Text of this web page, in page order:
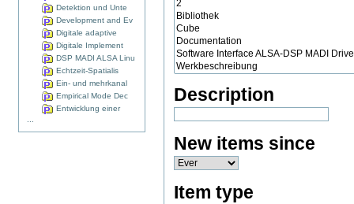
Detektion und Unte
Development and Ev
Digitale adaptive
Digitale Implement
DSP MADI ALSA Linu
Echtzeit-Spatialis
Ein- und mehrkanal
Empirical Mode Dec
Entwicklung einer
Description
New items since
Item type